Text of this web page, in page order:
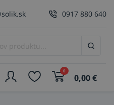
0917 880 640
0
0,00€